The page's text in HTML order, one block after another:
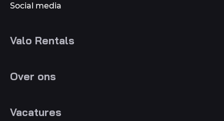
Social media
Valo Rentals
Over ons
Vacatures